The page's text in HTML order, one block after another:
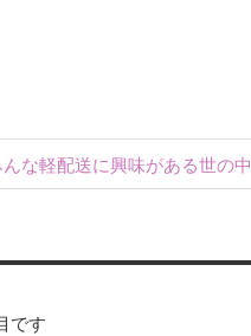
な軽配送に興味がある世の中
です